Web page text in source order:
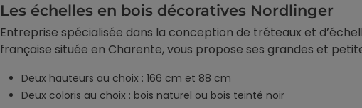
Revêtement & isolation
Film fenêtre anti-chaleur
Revêtement & isolation
Film anti-chaleur sur
Les échelles en bois décoratives Nordlinger
Entreprise spécialisée dans la conception de tréteaux et
française située en Charente, vous propose ses grandes et
Deux hauteurs au choix : 166 cm et 88 cm
Deux coloris au choix : bois naturel ou bois teinté noir